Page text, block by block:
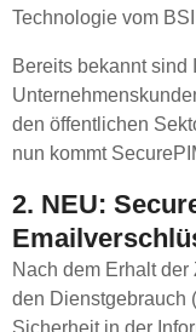
Technologie vom
Bereits bekannt sind
den öffentlichen
nun kommt
2. NEU:
Nach dem Erhalt der
den Dienstgebrauch
Sicherheit in der